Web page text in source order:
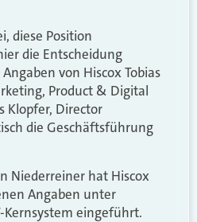
diese Position
die Entscheidung
von Hiscox Tobias
Product & Digital
Klopfer, Director
die Geschäftsführung
Niederreiner hat Hiscox
Angaben unter
Kernsystem eingeführt.